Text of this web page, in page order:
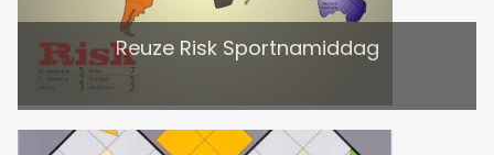
Reuze Risk Sportnamiddag